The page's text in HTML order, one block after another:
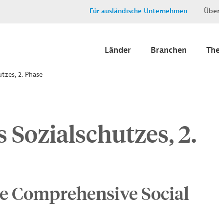
Für ausländische Unternehmen
Länder Branchen
2. Phase
Sozialschutzes, 2.
Comprehensive Social